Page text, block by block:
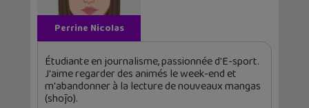
Perrine Nicolas
Étudiante en journalisme, passionnée d'E-sport.
J'aime regarder des animés le week-end et
m'abandonner à la lecture de nouveaux mangas
(shōjo).